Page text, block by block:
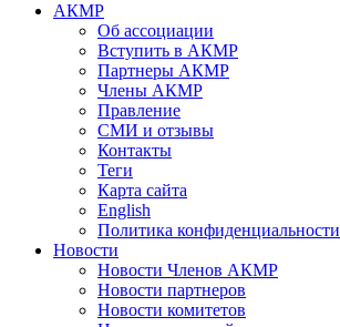
АКМР
Об ассоциации
Вступить в АКМР
Партнеры АКМР
Члены АКМР
Правление
СМИ и отзывы
Контакты
Теги
Карта сайта
English
Политика конфиденциальности
Новости
Новости Членов АКМР
Новости партнеров
Новости комитетов